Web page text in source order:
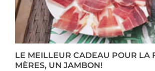
LE MEILLEUR CADEAU POUR LA
MÈRES, UN JAMBON!